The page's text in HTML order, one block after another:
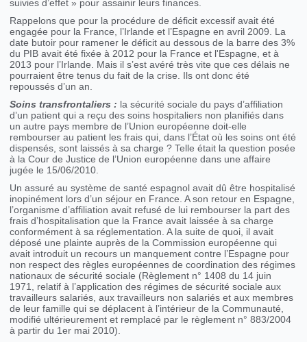
suivies d’effet » pour assainir leurs finances.
Rappelons que pour la procédure de déficit excessif avait été
engagée pour la France, l’Irlande et l’Espagne en avril 2009. La
date butoir pour ramener le déficit au dessous de la barre des 3%
du PIB avait été fixée à 2012 pour la France et l'Espagne, et à
2013 pour l’Irlande. Mais il s’est avéré très vite que ces délais ne
pourraient être tenus du fait de la crise. Ils ont donc été
repoussés d’un an.
Soins transfrontaliers : la sécurité sociale du pays d’affiliation
d’un patient qui a reçu des soins hospitaliers non planifiés dans
un autre pays membre de l’Union européenne doit-elle
rembourser au patient les frais qui, dans l’État où les soins ont été
dispensés, sont laissés à sa charge ? Telle était la question posée
à la Cour de Justice de l’Union européenne dans une affaire
jugée le 15/06/2010.
Un assuré au système de santé espagnol avait dû être hospitalisé
inopinément lors d’un séjour en France. A son retour en Espagne,
l’organisme d’affiliation avait refusé de lui rembourser la part des
frais d’hospitalisation que la France avait laissée à sa charge
conformément à sa réglementation. A la suite de quoi, il avait
déposé une plainte auprès de la Commission européenne qui
avait introduit un recours un manquement contre l’Espagne pour
non respect des règles européennes de coordination des régimes
nationaux de sécurité sociale (Règlement n° 1408 du 14 juin
1971, relatif à l’application des régimes de sécurité sociale aux
travailleurs salariés, aux travailleurs non salariés et aux membres
de leur famille qui se déplacent à l’intérieur de la Communauté,
modifié ultérieurement et remplacé par le règlement n° 883/2004
à partir du 1er mai 2010).